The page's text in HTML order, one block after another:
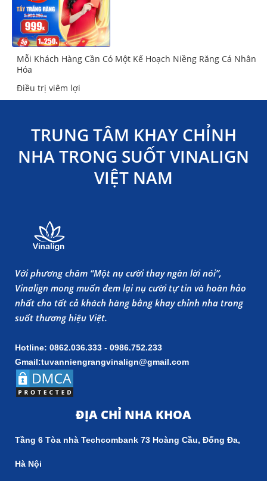
Mỗi Khách Hàng Cần Có Một Kế Hoạch Niềng Răng Cá Nhân
Hóa
Điều trị viêm lợi
TRUNG TÂM KHAY CHỈNH
NHA TRONG SUỐT VINALIGN
VIỆT NAM
Với phương châm “Một nụ cười thay ngàn lời nói”,
Vinalign mong muốn đem lại nụ cười tự tin và hoàn hảo
nhất cho tất cả khách hàng bằng khay chỉnh nha trong
suốt thương hiệu Việt.
Hotline: 0862.036.333 - 0986.752.233
Gmail:tuvanniengrangvinalign@gmail.com
ĐỊA CHỈ NHA KHOA
Tầng 6 Tòa nhà Techcombank 73 Hoàng Cầu, Đống Đa,
Hà Nội